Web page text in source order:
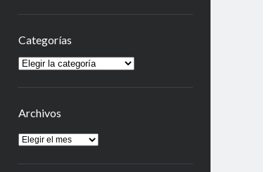
Categorías
Categorías
Archivos
Archivos